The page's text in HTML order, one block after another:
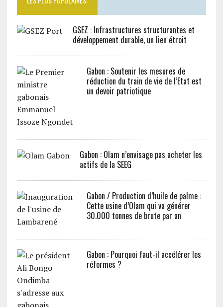
GSEZ : Infrastructures structurantes et
développement durable, un lien étroit
Gabon : Soutenir les mesures de
réduction du train de vie de l’Etat est
un devoir patriotique
Gabon : Olam n’envisage pas acheter les
actifs de la SEEG
Gabon / Production d’huile de palme :
Cette usine d’Olam qui va générer
30.000 tonnes de brute par an
Gabon : Pourquoi faut-il accélérer les
réformes ?